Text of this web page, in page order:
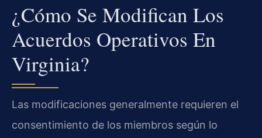
¿Cómo Se Modifican Los
Acuerdos Operativos En
Virginia?
Las modificaciones generalmente requieren el
consentimiento de los miembros según lo